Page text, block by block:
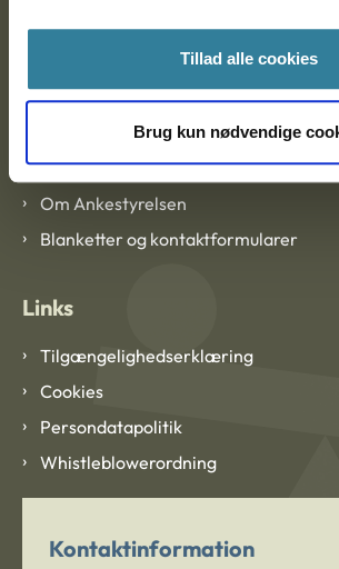
Tillad alle cookies
Brug kun nødvendige
Om Ankestyrelsen
Om Ankestyrelsen
Blanketter og kontaktformularer
Links
Tilgængelighedserklæring
Cookies
Persondatapolitik
Whistleblowerordning
Kontaktinformation